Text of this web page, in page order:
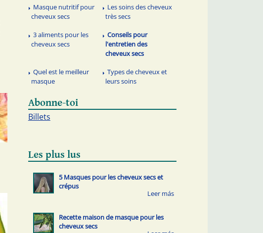
Masque nutritif pour
cheveux secs
Les soins des cheveux
très secs
3 aliments pour les
cheveux secs
Conseils pour
l'entretien des
cheveux secs
Quel est le meilleur
masque
Types de cheveux et
leurs soins
Abonne-toi
Billets
Les plus lus
5 Masques pour les cheveux secs et
crépus
Recette maison de masque pour les
cheveux secs